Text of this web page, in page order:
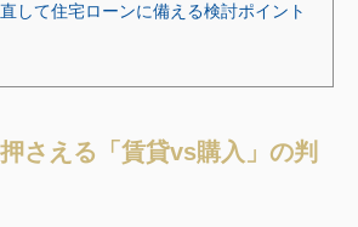
して住宅ローンに備える検討ポイント
さえる「賃貸vs購入」の判